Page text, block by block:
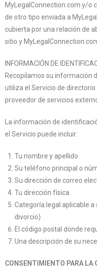
MyLegalConnection.com y/o
de otro tipo enviada a
cubierta por una relación de
sitio y
INFORMACIÓN DE
Recopilamos su información
utiliza el Servicio de
proveedor de servicios
La información de
el Servicio puede incluir:
Tu nombre y apellido
Su teléfono principal o
Su dirección de correo
Tu dirección física
Categoría legal aplicable
divorcio)
El código postal donde
Una descripción de su
CONSENTIMIENTO PARA LA